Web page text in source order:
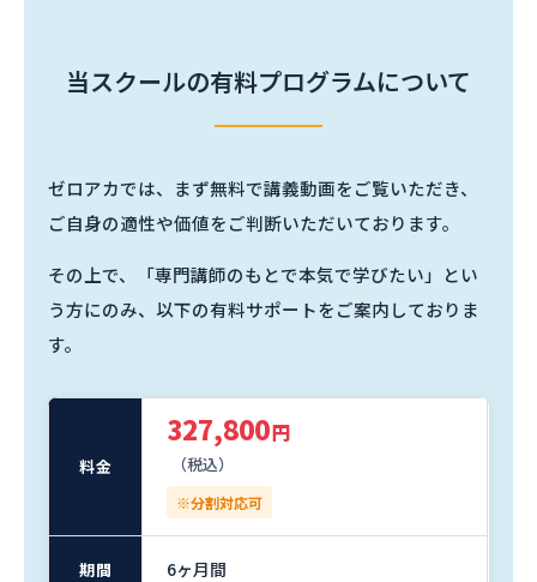
当スクールの有料プログラムについて
ゼロアカでは、まず無料で講義動画をご覧いただき、
ご自身の適性や価値をご判断いただいております。
その上で、「専門講師のもとで本気で学びたい」とい
う方にのみ、以下の有料サポートをご案内しておりま
す。
料金
327,800円
（税込）
※分割対応可
期間 6ヶ月間